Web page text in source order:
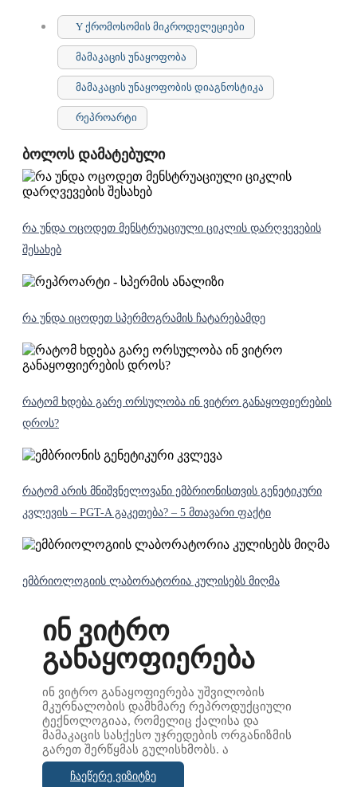
Y ქრომოსომის მიკროდელეციები
მამაკაცის უნაყოფობა
მამაკაცის უნაყოფობის დიაგნოსტიკა
რეპროარტი
ბოლოს დამატებული
რა უნდა ოცოდეთ მენსტრუაციული ციკლის დარღვევების
შესახებ
რა უნდა იცოდეთ სპერმოგრამის ჩატარებამდე
რატომ ხდება გარე ორსულობა ინ ვიტრო განაყოფიერების
დროს?
რატომ არის მნიშვნელოვანი ემბრიონისთვის გენეტიკური
კვლევის – PGT-A გაკეთება? – 5 მთავარი ფაქტი
ემბრიოლოგიის ლაბორატორია კულისებს მიღმა
ინ ვიტრო
განაყოფიერება
ინ ვიტრო განაყოფიერება უშვილობის
მკურნალობის დამხმარე რეპროდუქციული
ტექნოლოგიაა, რომელიც ქალისა და
მამაკაცის სასქესო უჯრედების ორგანიზმის
გარეთ შერწყმას გულისხმობს. ა
ჩაეწერე ვიზიტზე